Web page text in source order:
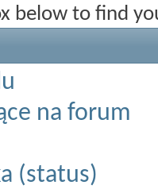
below to find
na forum
(status)